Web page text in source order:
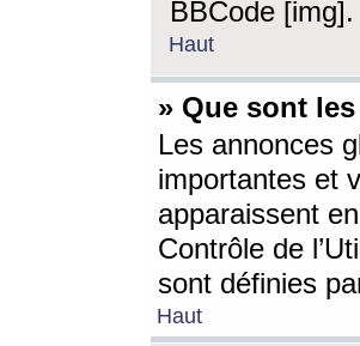
BBCode [img].
Haut
» Que sont
Les annonces
importantes et
apparaissent
Contrôle de
sont définies
Haut